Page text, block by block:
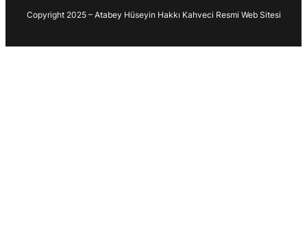
Copyright 2025 – Atabey Hüseyin Hakkı Kahveci Resmi Web Sitesi